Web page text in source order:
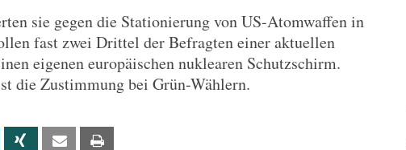
sie gegen die Stationierung von US-Atomwaffen in
fast zwei Drittel der Befragten einer aktuellen
eigenen europäischen nuklearen Schutzschirm.
die Zustimmung bei Grün-Wählern.
Linkedin Xing Email